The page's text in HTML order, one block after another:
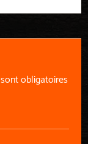
obligatoires